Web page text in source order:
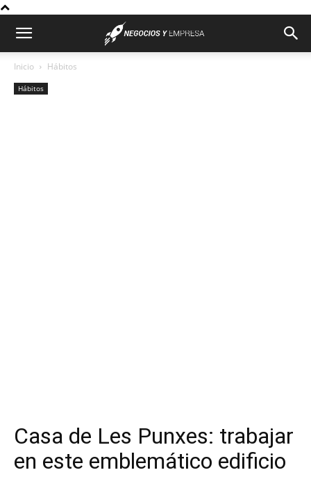
Inicio Hábitos
Hábitos
Casa de Les Punxes: trabajar
en este emblemático edificio